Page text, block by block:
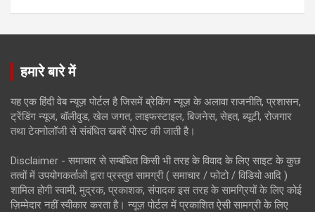
हमारे बारे में
यह एक हिंदी वेब न्यूज़ पोर्टल है जिसमें ब्रेकिंग न्यूज़ के अलावा राजनीति, प्रशासन,
ट्रेंडिंग न्यूज, बॉलीवुड, खेल जगत, लाइफस्टाइल, बिजनेस, सेहत, ब्यूटी, रोजगार
तथा टेक्नोलॉजी से संबंधित खबरें पोस्ट की जाती है।
Disclaimer - समाचार से सम्बंधित किसी भी तरह के विवाद के लिए साइट के कुछ
तत्वों में उपयोगकर्ताओं द्वारा प्रस्तुत सामग्री ( समाचार / फोटो / विडियो आदि )
शामिल होगी स्वामी, मुद्रक, प्रकाशक, संपादक इस तरह के सामग्रियों के लिए कोई
ज़िम्मेदार नहीं स्वीकार करता है। न्यूज़ पोर्टल में प्रकाशित ऐसी सामग्री के लिए